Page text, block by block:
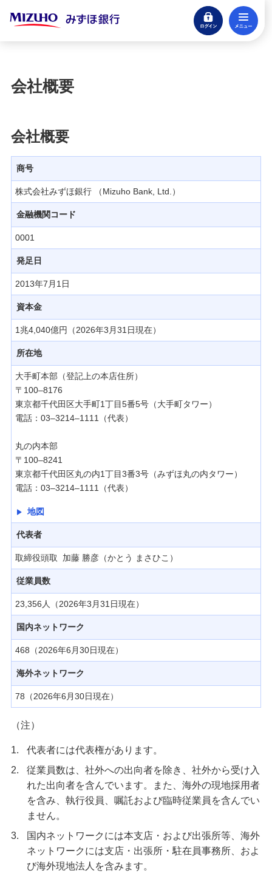
ログイン
閉じる
口座開設
支払う・つかう
クレジットカード・デビット
ローン
住宅ローン・カードローン
貯める・増やす
預金・NISA・資産運用
備える
学ぶ・考える
お客さまサポート
困ったときは・よくあるご質問
みずほ銀行について
会社概要
会社概要
商号
株式会社みずほ銀行 （Mizuho Bank, Ltd.）
金融機関コード
0001
発足日
2013年7月1日
資本金
1兆4,040億円（2026年3月31日現在）
所在地
大手町本部（登記上の本店住所）
〒100–8176
東京都千代田区大手町1丁目5番5号（大手町タワー）
電話：03–3214–1111（代表）
丸の内本部
〒100–8241
東京都千代田区丸の内1丁目3番3号（みずほ丸の内タワー）
電話：03–3214–1111（代表）
地図
代表者
取締役頭取 加藤 勝彦（かとう まさひこ）
従業員数
23,356人（2026年3月31日現在）
国内ネットワーク
468（2026年6月30日現在）
海外ネットワーク
78（2026年6月30日現在）
（注）
1.
代表者には代表権があります。
2.
従業員数は、社外への出向者を除き、社外から受け入
れた出向者を含んでいます。また、海外の現地採用者
を含み、執行役員、嘱託および臨時従業員を含んでい
ません。
3.
国内ネットワークには本支店・および出張所等、海外
ネットワークには支店・出張所・駐在員事務所、およ
び海外現地法人を含みます。